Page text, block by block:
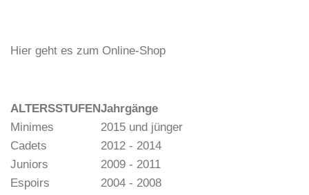
Hier geht es zum Online-Shop
ALTERSSTUFENJahrgänge
Minimes
2015 und jünger
Cadets
2012 - 2014
Juniors
2009 - 2011
Espoirs
2004 - 2008